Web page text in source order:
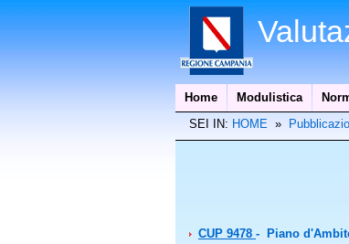
Home Modulistica
SEI IN: HOME »
CUP 9478 - Piano